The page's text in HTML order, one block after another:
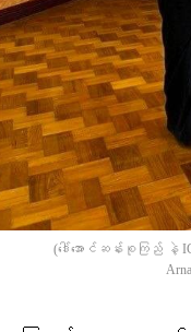
(​ဒေါ်​အောင်ဆန်းစုကြည်